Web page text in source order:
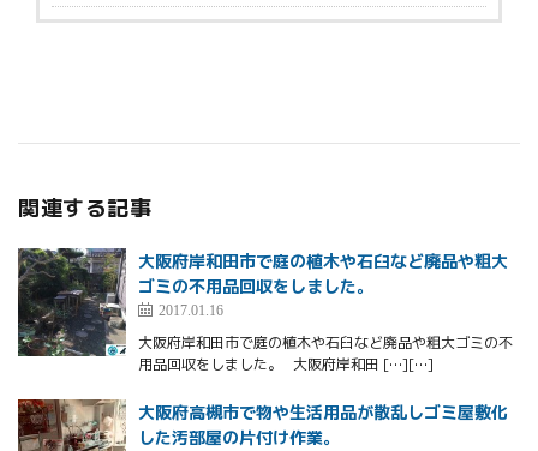
関連する記事
大阪府岸和田市で庭の植木や石臼など廃品や粗大
ゴミの不用品回収をしました。
2017.01.16
大阪府岸和田市で庭の植木や石臼など廃品や粗大ゴミの不
用品回収をしました。 大阪府岸和田 […][…]
大阪府高槻市で物や生活用品が散乱しゴミ屋敷化
した汚部屋の片付け作業。